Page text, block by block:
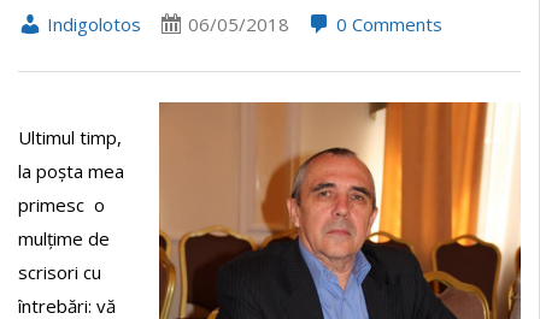
Indigolotos 06/05/2018 0 Comments
Ultimul timp,
la poșta mea
primesc o
mulțime de
scrisori cu
întrebări: vă